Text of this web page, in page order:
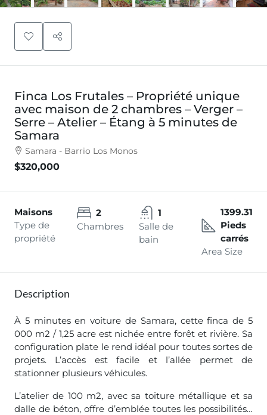
Finca Los Frutales – Propriété unique
avec maison de 2 chambres – Verger –
Serre – Atelier – Étang à 5 minutes de
Samara
Samara - Barrio Los Monos
$320,000
Maisons
Type de
propriété
2
Chambres
1
Salle de
bain
1399.31
Pieds
carrés
Area Size
Description
À 5 minutes en voiture de Samara, cette finca de 5
000 m2 / 1,25 acre est nichée entre forêt et rivière. Sa
configuration plate le rend idéal pour toutes sortes de
projets. L’accès est facile et l’allée permet de
stationner plusieurs véhicules.
L’atelier de 100 m2, avec sa toiture métallique et sa
dalle de béton, offre d’emblée toutes les possibilités…